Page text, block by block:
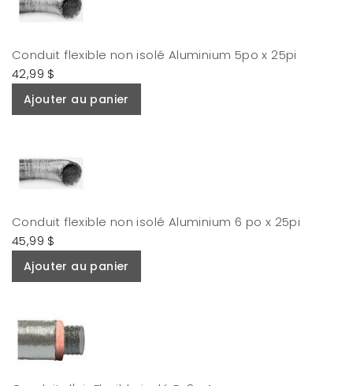
Conduit flexible non isolé Aluminium 5po x 25pi
42,99 $
Ajouter au panier
Conduit flexible non isolé Aluminium 6 po x 25pi
45,99 $
Ajouter au panier